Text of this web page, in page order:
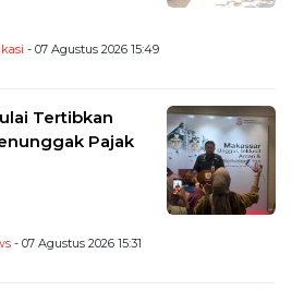
- 07 Agustus 2026 15:49
Tertibkan
Pajak
- 07 Agustus 2026 15:31